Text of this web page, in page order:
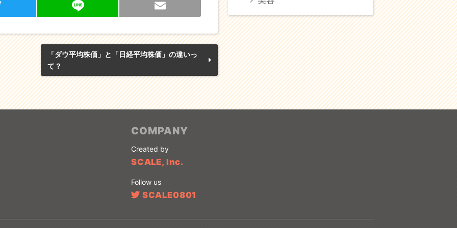
Li
n
e
E
m
ai
l
「ダウ平均株価」と「日経平均株価」の違いっ
て？
COMPANY
Created by
SCALE, Inc.
Follow us
SCALE0801